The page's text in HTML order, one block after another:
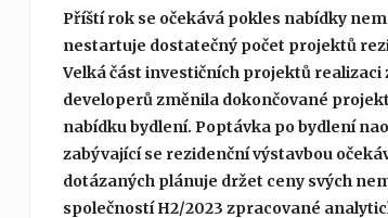
Příští rok se očekává pokles nabídky
nestartuje dostatečný počet projektů
Velká část investičních projektů
developerů změnila dokončované
nabídku bydlení. Poptávka po bydlení
zabývající se rezidenční výstavbou
dotázaných plánuje držet ceny svých
společností H2/2023 zpracované